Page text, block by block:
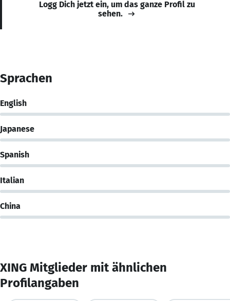
Logg Dich jetzt ein, um das ganze Profil zu
sehen.
Sprachen
English
Japanese
Spanish
Italian
China
XING Mitglieder mit ähnlichen
Profilangaben